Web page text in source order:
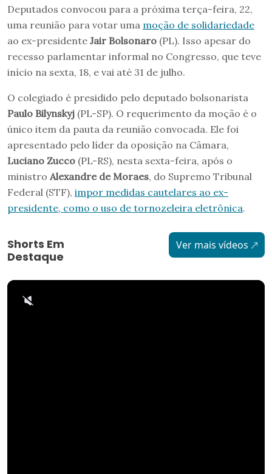
Deputados convocou para a próxima terça-feira, 22,
uma reunião para votar uma moção de solidariedade
ao ex-presidente Jair Bolsonaro (PL). Isso apesar do
recesso parlamentar informal no Congresso, que teve
início na sexta, 18, e vai até 31 de julho.
O colegiado é presidido pelo deputado bolsonarista
Paulo Bilynskyj (PL-SP). O requerimento da moção é o
único item da pauta da reunião convocada. Ele foi
apresentado pelo líder da oposição na Câmara,
Luciano Zucco (PL-RS), nesta sexta-feira, após o
ministro Alexandre de Moraes, do Supremo Tribunal
Federal (STF), impor medidas cautelares ao ex-
presidente, como o uso de tornozeleira eletrônica.
Shorts Em
Destaque
Ver mais vídeos